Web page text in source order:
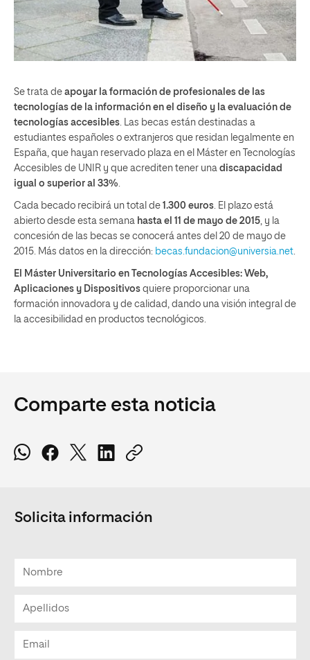
Se trata de apoyar la formación de profesionales de las
tecnologías de la información en el diseño y la evaluación de
tecnologías accesibles. Las becas están destinadas a
estudiantes españoles o extranjeros que residan legalmente en
España, que hayan reservado plaza en el Máster en Tecnologías
Accesibles de UNIR y que acrediten tener una discapacidad
igual o superior al 33%.
Cada becado recibirá un total de 1.300 euros. El plazo está
abierto desde esta semana hasta el 11 de mayo de 2015, y la
concesión de las becas se conocerá antes del 20 de mayo de
2015. Más datos en la dirección: becas.fundacion@universia.net.
El Máster Universitario en Tecnologías Accesibles: Web,
Aplicaciones y Dispositivos quiere proporcionar una
formación innovadora y de calidad, dando una visión integral de
la accesibilidad en productos tecnológicos.
Comparte esta noticia
Solicita información